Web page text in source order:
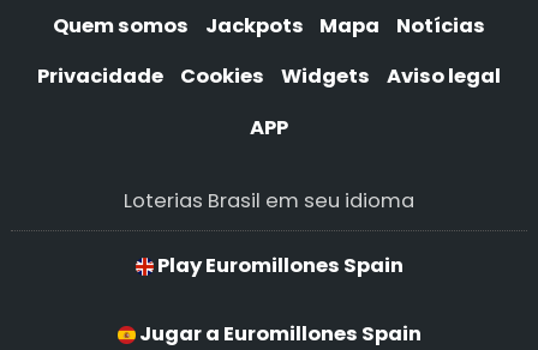
Quem somos Jackpots Mapa
Notícias
Privacidade
Cookies Widgets
Aviso legal
APP
Loterias Brasil em seu idioma
Play Euromillones Spain
Jugar a Euromillones Spain